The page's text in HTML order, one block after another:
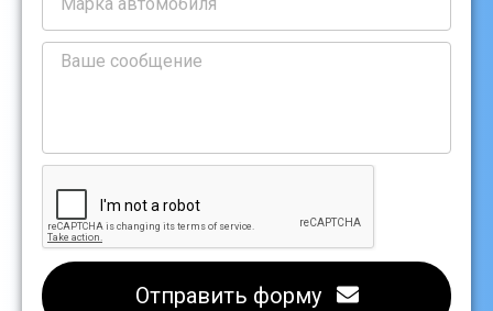
Отправить форму